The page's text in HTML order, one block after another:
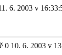
6. 2003 v
10. 6. 2003 v